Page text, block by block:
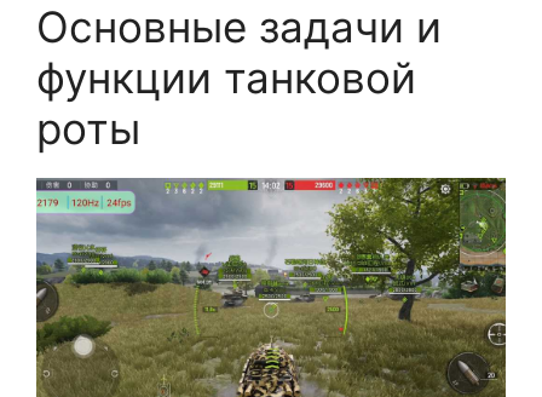
Основные задачи и
функции танковой
роты